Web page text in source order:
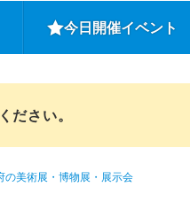
今日開催イベント
さい。
の美術展・博物展・展示会